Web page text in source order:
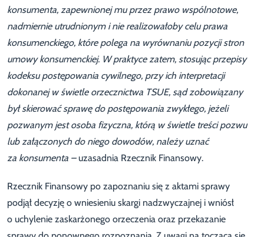
konsumenta, zapewnionej mu przez prawo wspólnotowe,
nadmiernie utrudnionym i nie realizowałoby celu prawa
konsumenckiego, które polega na wyrównaniu pozycji stron
umowy konsumenckiej. W praktyce zatem, stosując przepisy
kodeksu postępowania cywilnego, przy ich interpretacji
dokonanej w świetle orzecznictwa TSUE, sąd zobowiązany
był skierować sprawę do postępowania zwykłego, jeżeli
pozwanym jest osoba fizyczna, którą w świetle treści pozwu
lub załączonych do niego dowodów, należy uznać
za konsumenta –uzasadnia Rzecznik Finansowy.
Rzecznik Finansowy po zapoznaniu się z aktami sprawy
podjął decyzję o wniesieniu skargi nadzwyczajnej i wniósł
o uchylenie zaskarżonego orzeczenia oraz przekazanie